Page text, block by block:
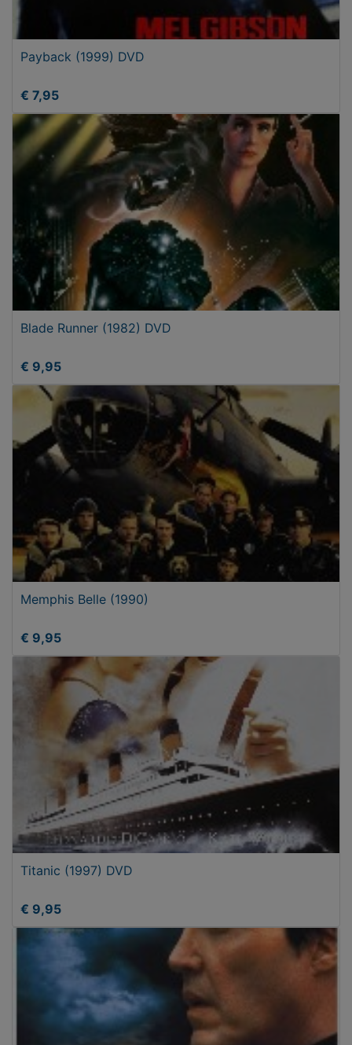
Payback (1999) DVD
€ 7,95
Blade Runner (1982) DVD
€ 9,95
Memphis Belle (1990)
€ 9,95
Titanic (1997) DVD
€ 9,95